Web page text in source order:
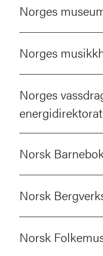
Norges
Norges
Norges
energidirektorat
Norsk
Norsk
Norsk